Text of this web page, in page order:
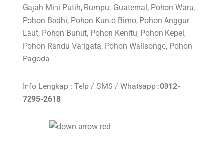
Gajah Mini Putih, Rumput Guatemal, Pohon Waru,
Pohon Bodhi, Pohon Kunto Bimo, Pohon Anggur
Laut, Pohon Bunut, Pohon Kenitu, Pohon Kepel,
Pohon Randu Varigata, Pohon Walisongo, Pohon
Pagoda
Info Lengkap : Telp / SMS / Whatsapp :0812-
7295-2618